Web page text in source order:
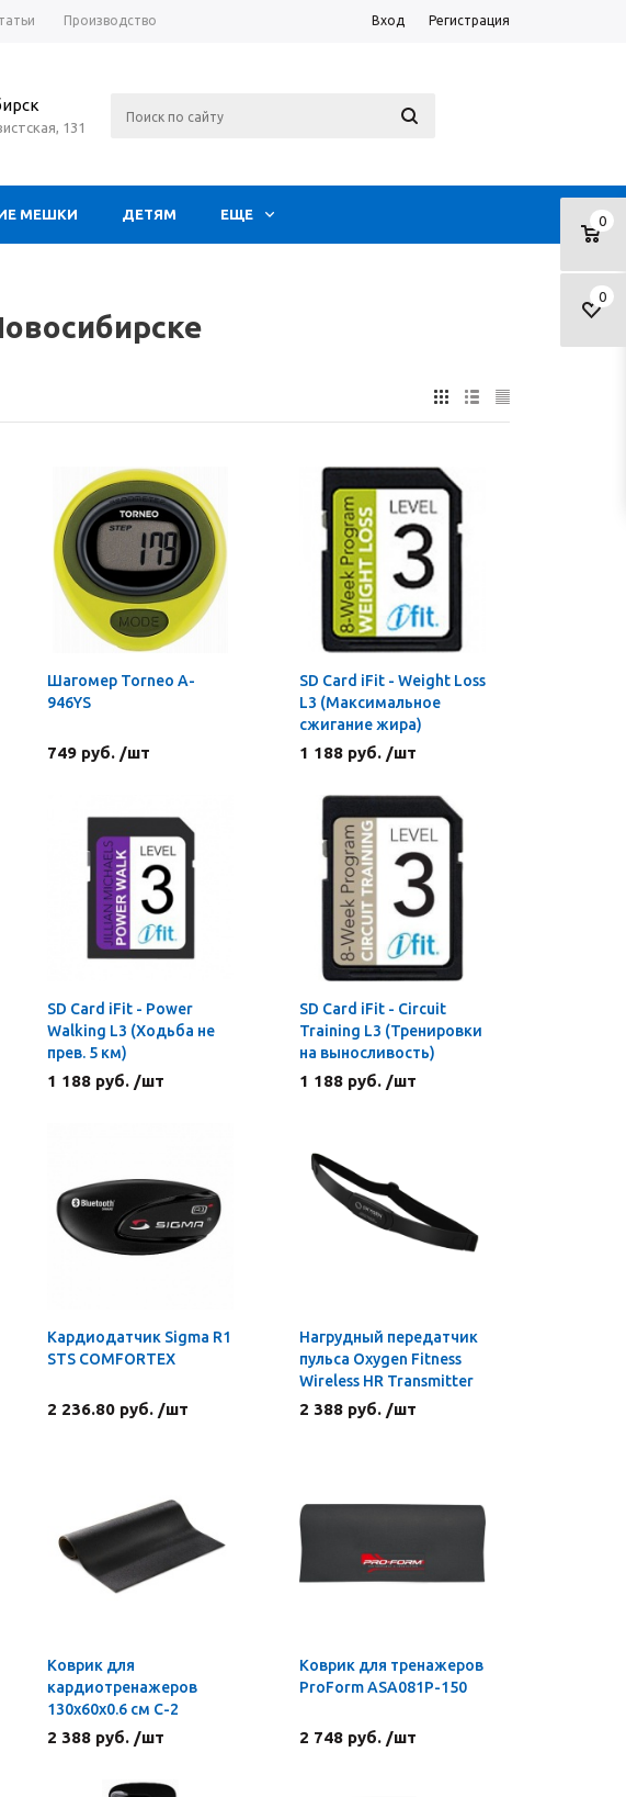
Производство Вход Регистрация
131
0
0
МЕШКИ ДЕТЯМ ЕЩЕ
Шагомер Torneo A-
946YS
749 руб. /шт
SD Card iFit - Weight Loss
L3 (Максимальное
сжигание жира)
1 188 руб. /шт
SD Card iFit - Power
Walking L3 (Ходьба не
прев. 5 км)
1 188 руб. /шт
SD Card iFit - Circuit
Training L3 (Тренировки
на выносливость)
1 188 руб. /шт
Кардиодатчик Sigma R1
STS COMFORTEX
2 236.80 руб. /шт
Нагрудный передатчик
пульса Oxygen Fitness
Wireless HR Transmitter
2 388 руб. /шт
Коврик для
кардиотренажеров
130х60х0.6 см С-2
2 388 руб. /шт
Коврик для тренажеров
ProForm ASA081P-150
2 748 руб. /шт